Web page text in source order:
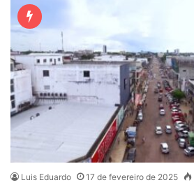
Luis Eduardo 17 de fevereiro de 2025